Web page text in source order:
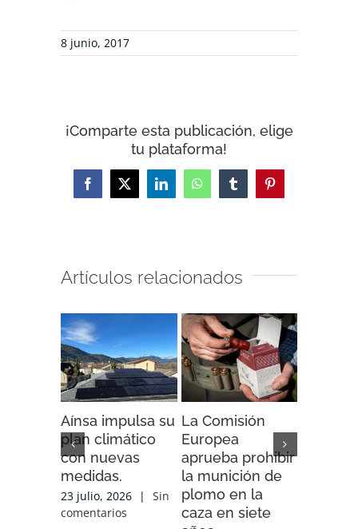
8 junio, 2017
¡Comparte esta publicación, elige
tu plataforma!
Facebook
X LinkedInWhatsAppTumblrPinterest
Artículos relacionados
Aínsa impulsa su
plan climático
con nuevas
medidas.
23 julio, 2026 |
Sin
comentarios
La Comisión
Europea
aprueba prohibir
la munición de
plomo en la
caza en siete